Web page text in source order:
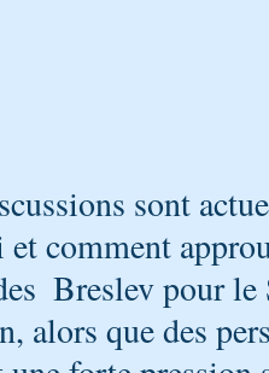
sont
et comment
Breslev pour
alors que des